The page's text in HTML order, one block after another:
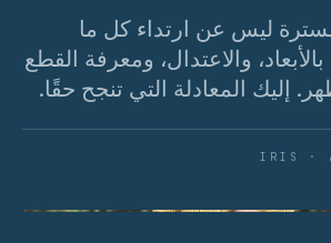
ليس عن ارتداء كل ما
والاعتدال، ومعرفة القطع
إليك المعادلة التي تنجح حقًا.